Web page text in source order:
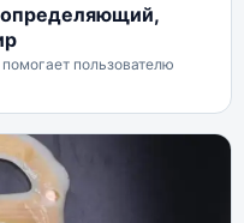
определяющий,
пользователю